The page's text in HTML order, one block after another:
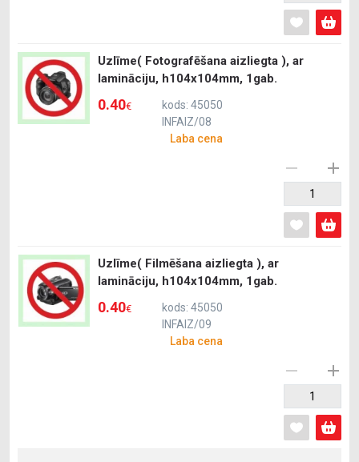
Uzlīme( Fotografēšana aizliegta ), ar
lamināciju, h104x104mm, 1gab.
0.40€
kods: 45050
INFAIZ/08
Laba cena
Uzlīme( Filmēšana aizliegta ), ar
lamināciju, h104x104mm, 1gab.
0.40€
kods: 45050
INFAIZ/09
Laba cena